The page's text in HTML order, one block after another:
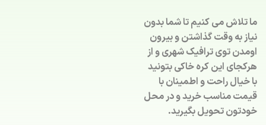
ما تلاش می کنیم تا شما بدون
نیاز به وقت گذاشتن و بیرون
اومدن توی ترافیک شهری و از
هرکجای این کره خاکی بتونید
با خیال راحت و اطمینان با
قیمت مناسب خرید و در محل
خودتون تحویل بگیرید.